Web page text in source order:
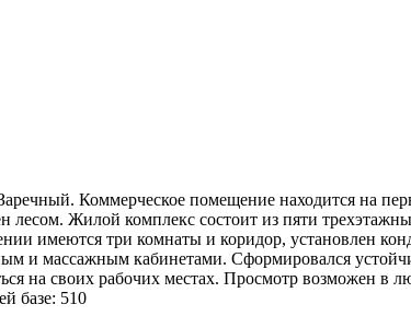
Коммерческое помещение находится на
Жилой комплекс состоит из пяти
имеются три комнаты и коридор, установлен
и массажным кабинетами. Сформировался
на своих рабочих местах. Просмотр возможен в
базе: 510